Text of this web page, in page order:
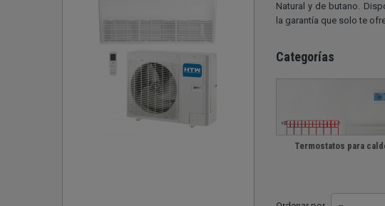
Natural y de butano.
la garantía que solo te
Categorías
Termostatos para